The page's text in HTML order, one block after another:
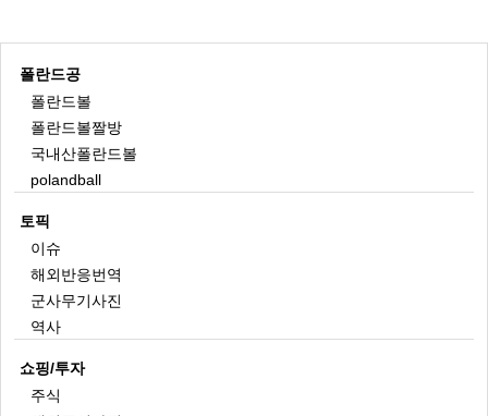
폴란드공
폴란드볼
폴란드볼짤방
국내산폴란드볼
polandball
토픽
이슈
해외반응번역
군사무기사진
역사
쇼핑/투자
주식